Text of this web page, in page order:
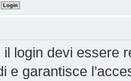
il login devi essere
e garantisce